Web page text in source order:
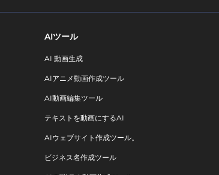
AIツール
AI 動画生成
AIアニメ動画作成ツール
AI動画編集ツール
テキストを動画にするAI
AIウェブサイト作成ツール。
ビジネス名作成ツール